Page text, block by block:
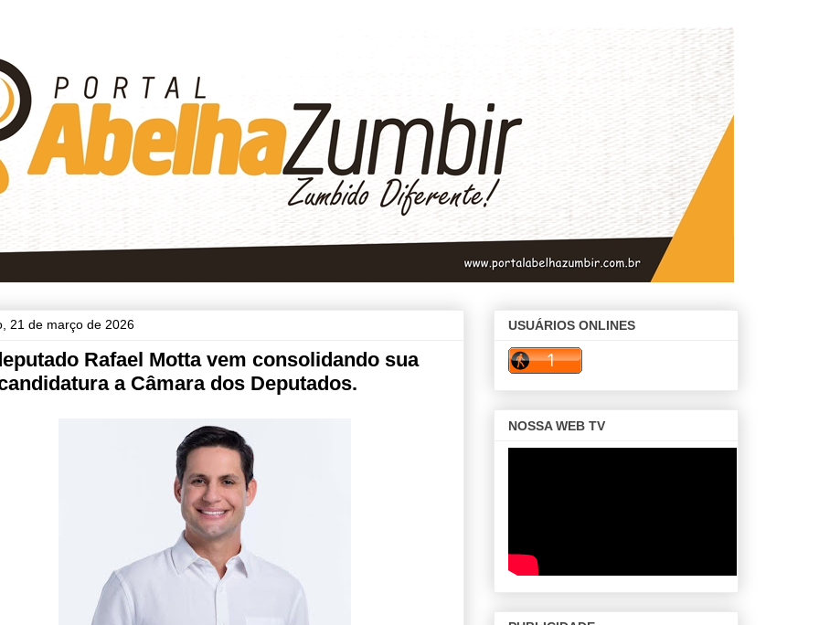
21 de março de 2026
Rafael Motta vem consolidando sua
a Câmara dos Deputados.
USUÁRIOS ONLINES
NOSSA WEB TV